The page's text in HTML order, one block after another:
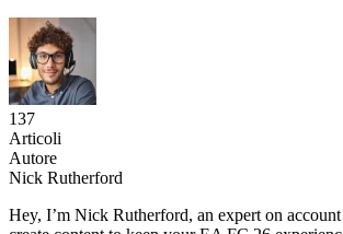
137
Articoli
Autore
Nick Rutherford
Hey, I’m Nick Rutherford, an expert on